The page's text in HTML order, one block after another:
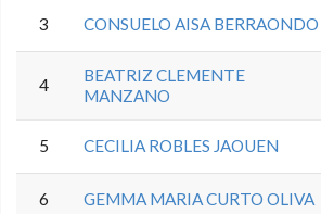
3 CONSUELO AISA BERRAONDO
4
BEATRIZ CLEMENTE
MANZANO
5 CECILIA ROBLES JAOUEN
6 GEMMA MARIA CURTO OLIVA